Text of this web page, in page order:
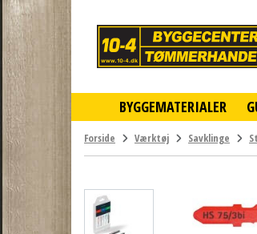
BYGGEMATERIALER
Forside Værktøj Savklinge